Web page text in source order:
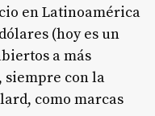
en Latinoamérica
(hoy es un
a más
siempre con la
como marcas